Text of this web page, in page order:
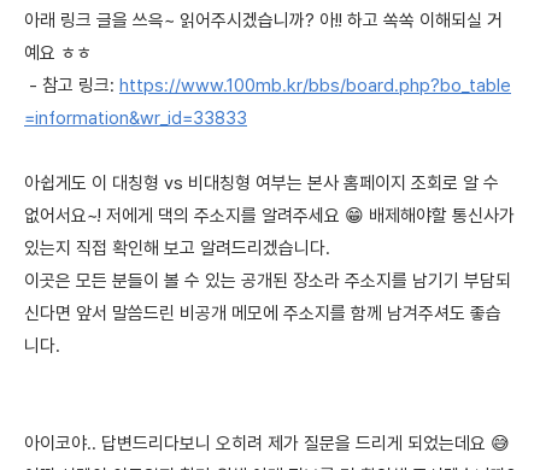
아래 링크 글을 쓰윽~ 읽어주시겠습니까? 아!! 하고 쏙쏙 이해되실 거
예요 ㅎㅎ
- 참고 링크: https://www.100mb.kr/bbs/board.php?bo_table
=information&wr_id=33833
아쉽게도 이 대칭형 vs 비대칭형 여부는 본사 홈페이지 조회로 알 수
없어서요~! 저에게 댁의 주소지를 알려주세요 😁 배제해야할 통신사가
있는지 직접 확인해 보고 알려드리겠습니다.
이곳은 모든 분들이 볼 수 있는 공개된 장소라 주소지를 남기기 부담되
신다면 앞서 말씀드린 비공개 메모에 주소지를 함께 남겨주셔도 좋습
니다.
아이코야.. 답변드리다보니 오히려 제가 질문을 드리게 되었는데요 😅